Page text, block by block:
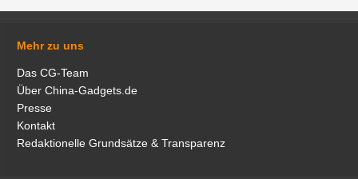
Mehr zu uns
Das CG-Team
Über China-Gadgets.de
Presse
Kontakt
Redaktionelle Grundsätze & Transparenz